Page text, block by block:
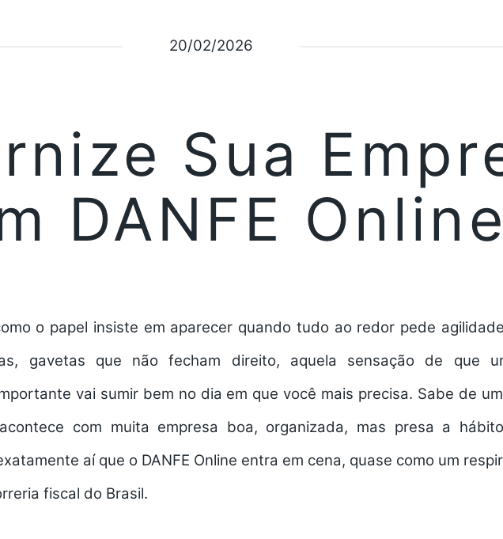
20/02/2026
Sua
DANFE Online
o papel insiste em aparecer quando tudo ao redor pede
gavetas que não fecham direito, aquela sensação de que
vai sumir bem no dia em que você mais precisa. Sabe de
com muita empresa boa, organizada, mas presa a
aí que o DANFE Online entra em cena, quase como um
fiscal do Brasil.